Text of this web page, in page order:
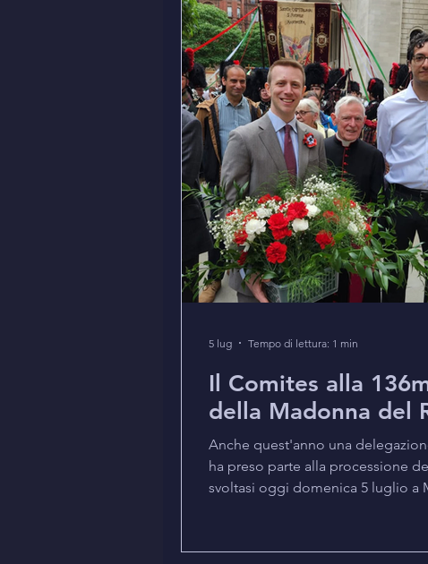
Il Comites alla
della Madonna del
Anche quest'anno una
ha preso parte alla processione
svoltasi oggi domenica 5 luglio a
una presenza molto ampia della
5 lug Tempo di lettura: 1 min